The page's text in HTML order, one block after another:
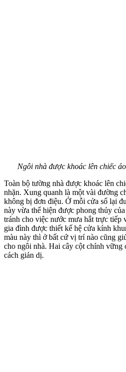
Ngôi nhà được khoác lên chiếc
Toàn bộ tường nhà được khoác lên
nhặn. Xung quanh là một vài đường
không bị đơn điệu. Ở mỗi cửa sổ lại
này vừa thể hiện được phong thủy
tránh cho việc nước mưa hắt trực tiếp
gia đình được thiết kế hệ cửa kính
màu này thì ở bất cứ vị trí nào cũng
cho ngôi nhà. Hai cây cột chính vững
cách giản dị.